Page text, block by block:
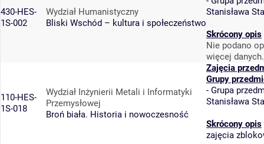
430-HES-
1S-002
Wydział Humanistyczny
Bliski Wschód – kultura i społeczeństwo
Stanisława
Skrócony opis
Nie podano
więcej danych.
110-HES-
1S-018
Wydział Inżynierii Metali i Informatyki
Przemysłowej
Broń biała. Historia i nowoczesność
Zajęcia
Grupy
- Grupa
Stanisława
Skrócony opis
zajęcia